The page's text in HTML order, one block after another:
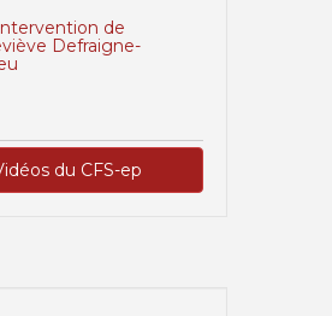
de
Defraigne-
du CFS-ep